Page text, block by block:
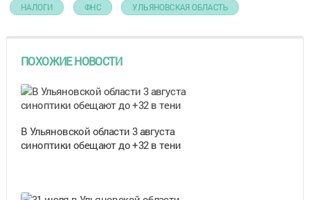
НАЛОГИ ФНС УЛЬЯНОВСКАЯ ОБЛАСТЬ
ПОХОЖИЕ НОВОСТИ
В Ульяновской области 3 августа
синоптики обещают до +32 в тени